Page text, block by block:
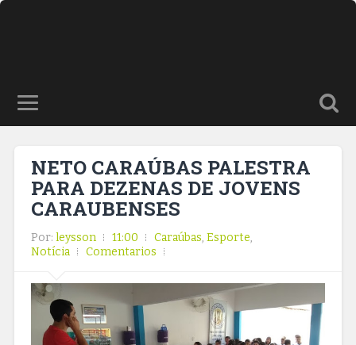
NETO CARAÚBAS PALESTRA
PARA DEZENAS DE JOVENS
CARAUBENSES
Por: leysson 11:00 Caraúbas, Esporte,
Notícia
Comentarios